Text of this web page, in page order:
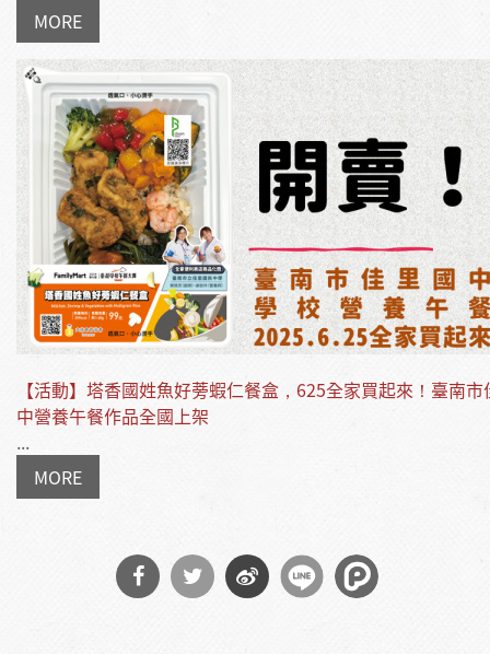
MORE
【活動】塔香國姓魚好蒡蝦仁餐盒，625全家買起來！臺南市
中營養午餐作品全國上架
...
MORE